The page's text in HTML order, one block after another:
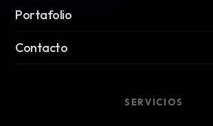
Portafolio
Contacto
SERVICIOS